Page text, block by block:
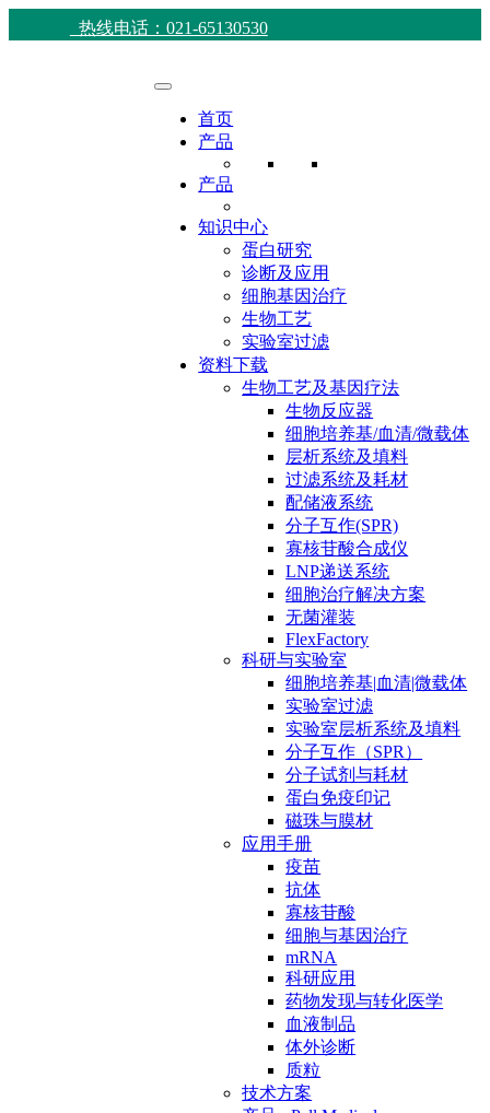
热线电话：021-65130530
首页
产品
产品
知识中心
蛋白研究
诊断及应用
细胞基因治疗
生物工艺
实验室过滤
资料下载
生物工艺及基因疗法
生物反应器
细胞培养基/血清/微载体
层析系统及填料
过滤系统及耗材
配储液系统
分子互作(SPR)
寡核苷酸合成仪
LNP递送系统
细胞治疗解决方案
无菌灌装
FlexFactory
科研与实验室
细胞培养基|血清|微载体
实验室过滤
实验室层析系统及填料
分子互作（SPR）
分子试剂与耗材
蛋白免疫印记
磁珠与膜材
应用手册
疫苗
抗体
寡核苷酸
细胞与基因治疗
mRNA
科研应用
药物发现与转化医学
血液制品
体外诊断
质粒
技术方案